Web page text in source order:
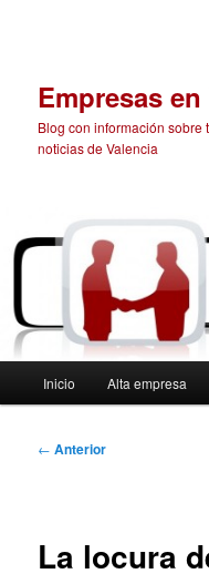
Empresas
Blog con información sobre
noticias de Valencia
principal
Inicio Alta empresa
Navegación
← Anterior
La locura